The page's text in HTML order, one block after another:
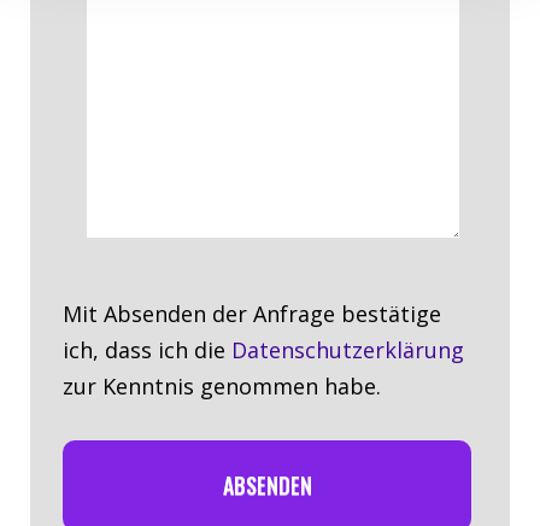
Mit Absenden der Anfrage bestätige
ich, dass ich die Datenschutzerklärung
zur Kenntnis genommen habe.